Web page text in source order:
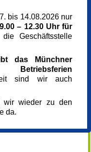
2, Hinterhaus,
Mitte,
Caritas
Bellevue di
München
Facilitator
Flucht und
bis 14.08.2026 nur
– 12.30 Uhr für
Geschäftsstelle
das Münchner
sind wir auch
wir wieder zu den
da.